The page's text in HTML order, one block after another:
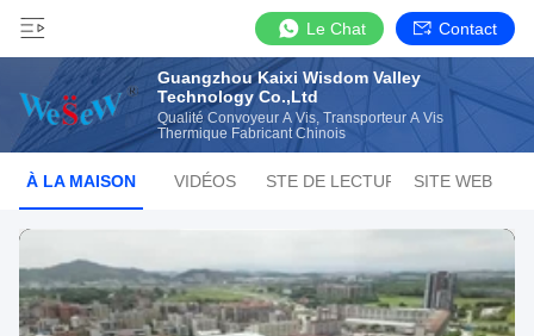
Le Chat Contact
Guangzhou Kaixi Wisdom Valley
Technology Co.,Ltd
Qualité Convoyeur À Vis, Transporteur À Vis
Thermique Fabricant Chinois
À LA MAISON VIDÉOS LISTE DE LECTURE SITE WEB